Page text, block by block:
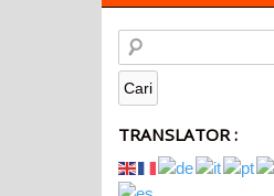
TRANSLATOR :